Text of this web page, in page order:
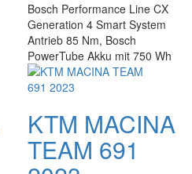
Bosch Performance Line CX
Generation 4 Smart System
Antrieb 85 Nm, Bosch
PowerTube Akku mit 750 Wh
KTM MACINA
TEAM 691